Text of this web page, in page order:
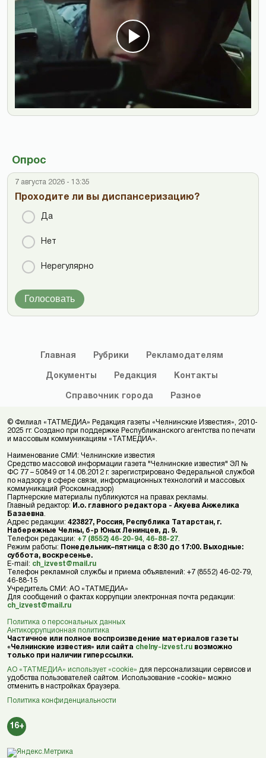
Опрос
7 августа 2026 - 13:35
Проходите ли вы диспансеризацию?
Да
Нет
Нерегулярно
Голосовать
Главная Рубрики Рекламодателям
Документы Редакция Контакты
Справочник города Разное
© Филиал «ТАТМЕДИА» Редакция газеты «Челнинские Известия», 2010-
2025 гг. Создано при поддержке Республиканского агентства по печати
и массовым коммуникациям «ТАТМЕДИА».
Наименование СМИ: Челнинские известия
Средство массовой информации газета "Челнинские известия" ЭЛ №
ФС 77 – 50849 от 14.08.2012 г. зарегистрировано Федеральной службой
по надзору в сфере связи, информационных технологий и массовых
коммуникаций (Роскомнадзор)
Партнерские материалы публикуются на правах рекламы.
Главный редактор: И.о. главного редактора - Акуева Анжелика
Базаевна
Адрес редакции: 423827, Россия, Республика Татарстан, г.
Набережные Челны, б-р Юных Ленинцев, д. 9.
Телефон редакции: +7 (8552) 46-20-94 46-88-27
Режим работы: Понедельник–пятница с 8:30 до 17:00. Выходные:
суббота, воскресенье.
E-mail: ch_izvest@mail.ru
Телефон рекламной службы и приема объявлений: +7 (8552) 46-02-79,
46-88-15
Учредитель СМИ: АО «ТАТМЕДИА»
Для сообщений о фактах коррупции электронная почта редакции:
ch_izvest@mail.ru
Политика о персональных данных
Антикоррупционная политика
Частичное или полное воспроизведение материалов газеты
«Челнинские известия» или сайта chelny-izvest.ru возможно
только при наличии гиперссылки.
АО «ТАТМЕДИА» использует «cookie» для персонализации сервисов и
удобства пользователей сайтом. Использование «cookie» можно
отменить в настройках браузера.
Политика конфиденциальности
16+